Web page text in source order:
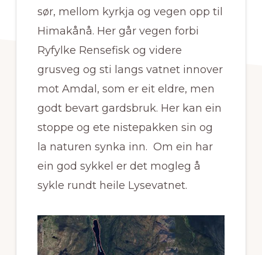
sør, mellom kyrkja og vegen opp til
Himakånå. Her går vegen forbi
Ryfylke Rensefisk og videre
grusveg og sti langs vatnet innover
mot Amdal, som er eit eldre, men
godt bevart gardsbruk. Her kan ein
stoppe og ete nistepakken sin og
la naturen synka inn. Om ein har
ein god sykkel er det mogleg å
sykle rundt heile Lysevatnet.